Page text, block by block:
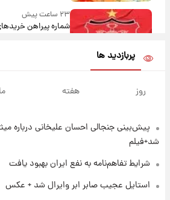
۲۳ ساعت پیش
شماره پیراهن
شد+فیلم
۱ روز پیش
۱ روز پیش
پربازدید ها
روز هفته
پیش‌بینی جنجالی احسان علیخانی درباره
شد+فیلم
شرایط تفاهم‌نامه به نفع ایران بهبود یافت
استایل عجیب صابر ابر وایرال شد + عکس